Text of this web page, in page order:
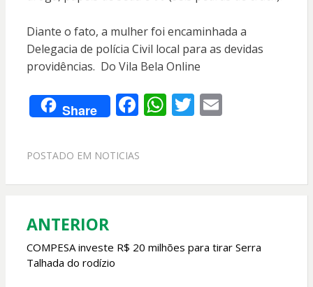
Diante o fato, a mulher foi encaminhada a
Delegacia de polícia Civil local para as devidas
providências. Do Vila Bela Online
Share F
e
o
k
W
A
p
T E
POSTADO EM NOTICIAS
Navegação
de
Post
ANTERIOR
COMPESA investe R$ 20 milhões para tirar Serra
Talhada do rodízio